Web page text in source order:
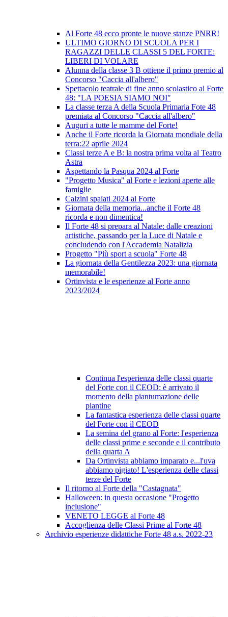
Al Forte 48 ecco pronte le nuove stanze PNRR!
ULTIMO GIORNO DI SCUOLA PER I
RAGAZZI DELLE CLASSI 5 DEL FORTE:
LIBERI DI VOLARE
Alunna della classe 3 B ottiene il primo premio al
Concorso "Caccia all'albero"
Spettacolo teatrale di fine anno scolastico al Forte
48: "LA POESIA SIAMO NOI"
La classe terza A della Scuola Primaria Fote 48
premiata al Concorso "Caccia all'albero"
Auguri a tutte le mamme del Forte!
Anche il Forte ricorda la Giornata mondiale della
terra:22 aprile 2024
Classi terze A e B: la nostra prima volta al Teatro
Astra
Aspettando la Pasqua 2024 al Forte
"Progetto Musica" al Forte e lezioni aperte alle
famiglie
Calzini spaiati 2024 al Forte
Giornata della memoria...anche il Forte 48
ricorda e non dimentica!
Il Forte 48 si prepara al Natale: dalle creazioni
artistiche, passando per la Luce di Natale e
concludendo con l'Accademia Natalizia
Progetto "Più sport a scuola" Forte 48
La giornata della Gentilezza 2023: una giornata
memorabile!
Ortinvista e le esperienze al Forte anno
2023/2024
Continua l'esperienza delle classi quarte
del Forte con il CEOD: è arrivato il
momento della piantumazione delle
piantine
La fantastica esperienza delle classi quarte
del Forte con il CEOD
La semina del grano al Forte: l'esperienza
delle classi prime e seconde e il contributo
della quarta A
Da Ortinvista abbiamo imparato e...l'uva
abbiamo pigiato! L'esperienza delle classi
terze del Forte
Il ritorno al Forte della "Castagnata"
Halloween: in questa occasione "Progetto
inclusione"
VENETO LEGGE al Forte 48
Accoglienza delle Classi Prime al Forte 48
Archivio esperienze didattiche Forte 48 a.s. 2022-23